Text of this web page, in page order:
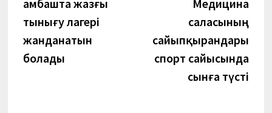
по
записям
Қамбашта жазғы
тынығу лагері
жанданатын
болады
Медицина
саласының
сайыпқырандары
спорт сайысында
сынға түсті